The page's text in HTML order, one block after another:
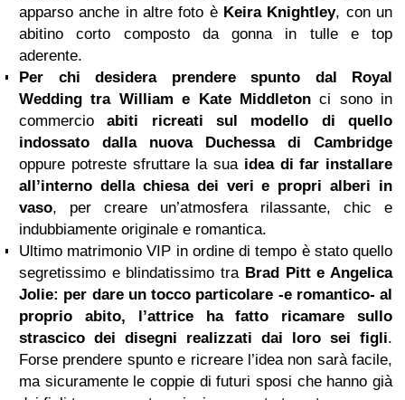
apparso anche in altre foto è Keira Knightley, con un
abitino corto composto da gonna in tulle e top
aderente.
Per chi desidera prendere spunto dal Royal
Wedding tra William e Kate Middletonci sono in
commercioabiti ricreati sul modello di quello
indossato dalla nuova Duchessa di Cambridge
oppure potreste sfruttare la sua idea di far installare
all’interno della chiesa dei veri e propri alberi in
vaso, per creare un’atmosfera rilassante, chic e
indubbiamente originale e romantica.
Ultimo matrimonio VIP in ordine di tempo è stato quello
segretissimo e blindatissimo tra Brad Pitte Angelica
Jolie: per dare un tocco particolare -e romantico- al
proprio abito, l’attrice ha fatto ricamare sullo
strascico dei disegni realizzati dai loro sei figli.
Forse prendere spunto e ricreare l’idea non sarà facile,
ma sicuramente le coppie di futuri sposi che hanno già